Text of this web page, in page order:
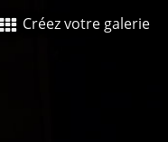
Créez votre galerie